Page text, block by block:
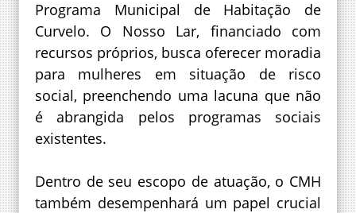
Programa Municipal de Habitação de
Curvelo. O Nosso Lar, financiado com
recursos próprios, busca oferecer moradia
para mulheres em situação de risco
social, preenchendo uma lacuna que não
é abrangida pelos programas sociais
existentes.
Dentro de seu escopo de atuação, o CMH
também desempenhará um papel crucial